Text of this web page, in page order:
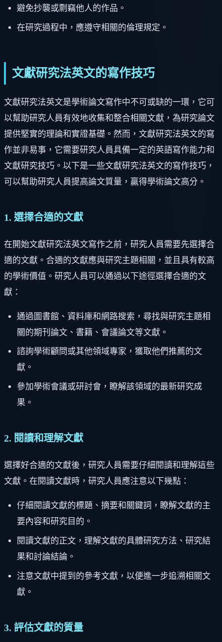
避免抄襲或剽竊他人的作品。
在研究過程中，應遵守相關的倫理規定。
文獻研究法英文的寫作技巧
文獻研究法英文是學術論文寫作中不可或缺的一環，它可
以幫助研究人員有效地收集和整合相關文獻，為研究論文
提供堅實的理論和實證基礎。然而，文獻研究法英文的寫
作並非易事，它需要研究人員具備一定的英語寫作能力和
文獻研究技巧。以下是一些文獻研究法英文的寫作技巧，
可以幫助研究人員提高論文質量，贏得學術論文高分。
1. 選擇合適的文獻
在開始文獻研究法英文寫作之前，研究人員需要先選擇合
適的文獻。合適的文獻應與研究主題相關，並且具有較高
的學術價值。研究人員可以通過以下途徑選擇合適的文
獻：
通過圖書館、資料庫和網路搜索，尋找與研究主題相
關的期刊論文、書籍、會議論文等文獻。
諮詢學術顧問或其他領域專家，獲取他們推薦的文
獻。
參加學術會議或研討會，瞭解該領域的最新研究成
果。
2. 閱讀和理解文獻
選擇好合適的文獻後，研究人員需要仔細閱讀和理解這些
文獻。在閱讀文獻時，研究人員應注意以下幾點：
仔細閱讀文獻的標題、摘要和關鍵詞，瞭解文獻的主
要內容和研究目的。
閱讀文獻的正文，理解文獻的具體研究方法、研究結
果和討論結論。
注意文獻中提到的參考文獻，以便進一步追溯相關文
獻。
3. 評估文獻的質量